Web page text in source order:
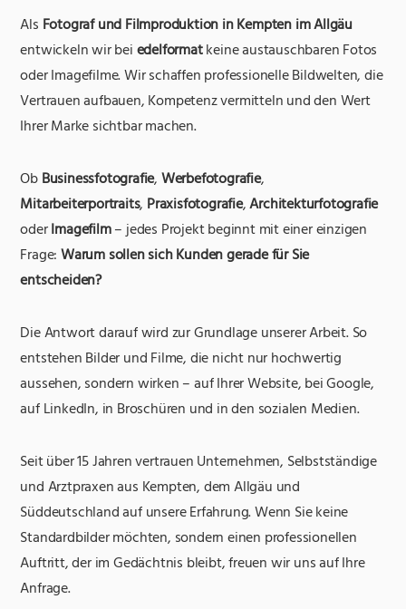
Als Fotograf und Filmproduktion in Kempten im Allgäu
entwickeln wir beiedelformatkeine austauschbaren Fotos
oder Imagefilme. Wir schaffen professionelle Bildwelten, die
Vertrauen aufbauen, Kompetenz vermitteln und den Wert
Ihrer Marke sichtbar machen.
ObBusinessfotografie,Werbefotografie,
Mitarbeiterportraits, Praxisfotografie,Architekturfotografie
oderImagefilm– jedes Projekt beginnt mit einer einzigen
Frage:Warum sollen sich Kunden gerade für Sie
entscheiden?
Die Antwort darauf wird zur Grundlage unserer Arbeit. So
entstehen Bilder und Filme, die nicht nur hochwertig
aussehen, sondern wirken – auf Ihrer Website, bei Google,
auf LinkedIn, in Broschüren und in den sozialen Medien.
Seit über 15 Jahren vertrauen Unternehmen, Selbstständige
und Arztpraxen aus Kempten, dem Allgäu und
Süddeutschland auf unsere Erfahrung. Wenn Sie keine
Standardbilder möchten, sondern einen professionellen
Auftritt, der im Gedächtnis bleibt, freuen wir uns auf Ihre
Anfrage.